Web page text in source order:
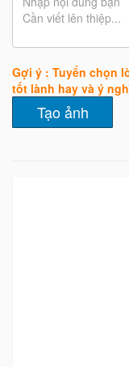
Gợi ý : Tuyển chọn
tốt lành hay và ý